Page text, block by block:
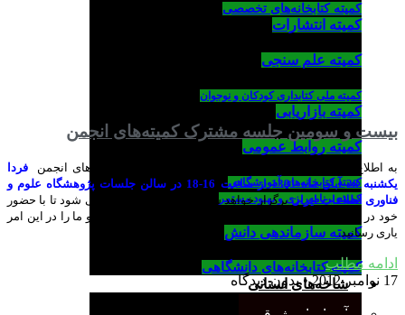
کمیته کتابخانه‌های تخصصی
کمیته انتشارات
کمیته علم سنجی
کمیته ملی کتابداری کودکان و نوجوان
کمیته بازاریابی
کمیته روابط عمومی
كميته كتابخانه‌هاي آموزشگاهي
کمیته برنامه‌ریزی و بهبود مستمر
کمیته سازماندهی دانش
کمیته کتابخانه‌های دانشگاهی
شاخه‌های استانی
بیست و سومین جلسه مشترک کمیته‌های انجمن
به اطلاع می رساند که بیست و سومین جلسه مشترک کمیته های انجمن فردا
یکشنبه 28 آبان ماه 1391 از ساعت 16-18 در سالن جلسات پژوهشگاه علوم و
فناوری اطلاعات ایرانبرگزار خواهد شد. از علاقمندان دعوت می شود تا با حضور
خود در این جلسات بر رونق و کیفیت فعالیت های انجمن افزوده و ما را در این امر
یاری رسانید.
ادامه مطلب
17 نوامبر 2012
بدون دیدگاه